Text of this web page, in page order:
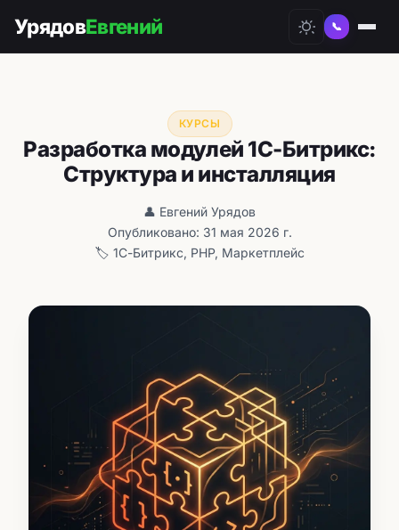
УрядовЕвгений 📞
КУРСЫ
Разработка модулей 1С-Битрикс:
Структура и инсталляция
👤 Евгений Урядов
Опубликовано: 31 мая 2026 г.
🏷️ 1С-Битрикс, PHP, Маркетплейс